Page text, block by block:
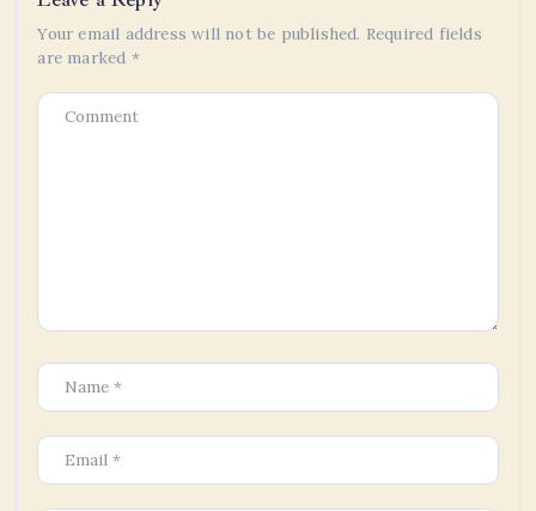
Your email address will not be published. Required fields
are marked *